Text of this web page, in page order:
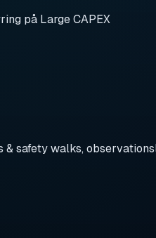
på Large CAPEX
& safety walks,